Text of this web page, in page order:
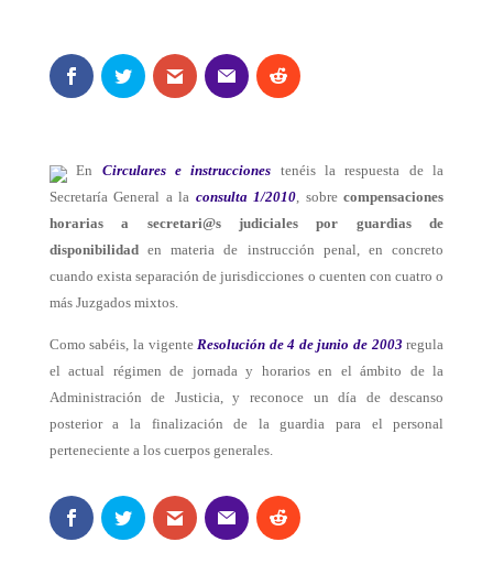
En Circulares e instrucciones tenéis la respuesta de la
Secretaría General a la consulta 1/2010, sobrecompensaciones
horarias a secretari@sjudiciales por guardias de
disponibilidaden materia de instrucción penal, en concreto
cuando exista separación de jurisdicciones o cuenten con cuatro o
más Juzgados mixtos.
Como sabéis, la vigenteResolución de 4 de junio de 2003 regula
el actual régimen de jornada y horarios en el ámbito de la
Administración de Justicia, y reconoce un día de descanso
posterior a la finalización de la guardia para el personal
perteneciente a los cuerpos generales.